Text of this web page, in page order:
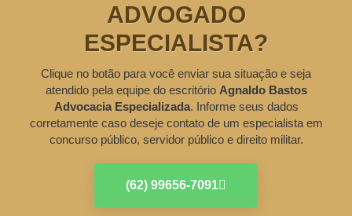
ADVOGADO
ESPECIALISTA?
Clique no botão para você enviar sua situação e seja
atendido pela equipe do escritório Agnaldo Bastos
Advocacia Especializada. Informe seus dados
corretamente caso deseje contato de um especialista em
concurso público, servidor público e direito militar.
(62) 99656-7091